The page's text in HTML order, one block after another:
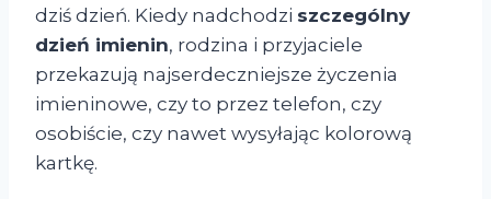
dziś dzień. Kiedy nadchodzi szczególny
dzień imienin, rodzina i przyjaciele
przekazują najserdeczniejsze życzenia
imieninowe, czy to przez telefon, czy
osobiście, czy nawet wysyłając kolorową
kartkę.